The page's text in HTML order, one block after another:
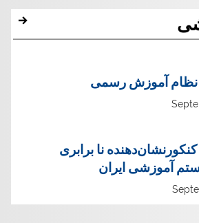
نظام آموزش رسمی
نا برابری
آموزشی ایران